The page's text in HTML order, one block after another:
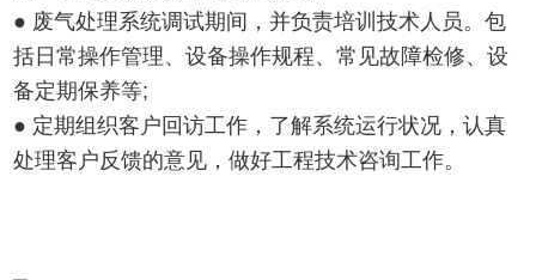
● 废气处理系统调试期间，并负责培训技术人员。包
括日常操作管理、设备操作规程、常见故障检修、设
备定期保养等;
● 定期组织客户回访工作，了解系统运行状况，认真
处理客户反馈的意见，做好工程技术咨询工作。